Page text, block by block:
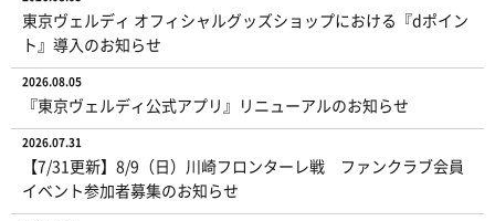
東京ヴェルディ オフィシャルグッズショップにおける『dポイン
ト』導入のお知らせ
2026.08.05
『東京ヴェルディ公式アプリ』リニューアルのお知らせ
2026.07.31
【7/31更新】8/9（日）川崎フロンターレ戦 ファンクラブ会員
イベント参加者募集のお知らせ